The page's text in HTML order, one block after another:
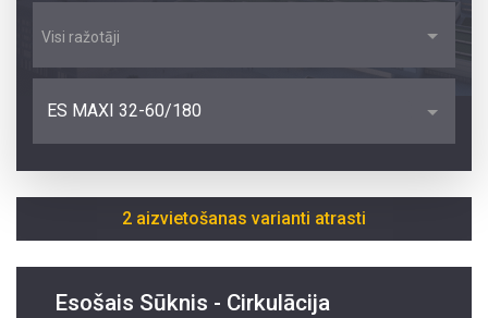
Visi ražotāji
ES MAXI 32-60/180
2 aizvietošanas varianti atrasti
Esošais Sūknis - Cirkulācija